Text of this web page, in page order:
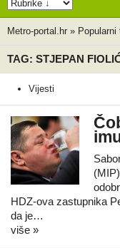
Metro-portal.hr » Popularni
TAG: STJEPAN
Vijesti
HDZ-ova zastupnika
da je…
više »